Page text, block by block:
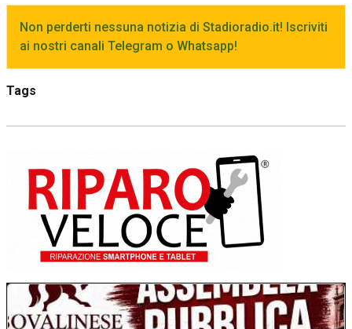
Non perderti nessuna notizia di Stadioradio.it! Iscriviti
ai nostri canali Telegram o Whatsapp!
Tags